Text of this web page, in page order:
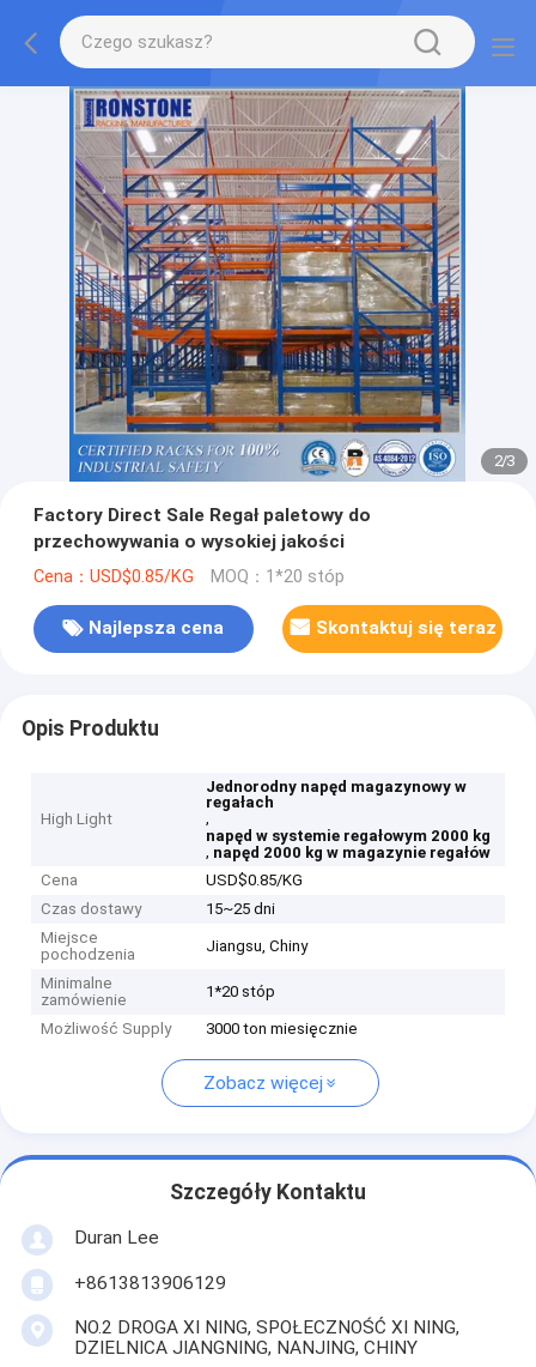
2/3
Factory Direct Sale Regał paletowy do
przechowywania o wysokiej jakości
Cena：USD$0.85/KG MOQ：1*20 stóp
Najlepsza cena Skontaktuj się teraz
Opis Produktu
High Light
Jednorodny napęd magazynowy w
regałach
,
napęd w systemie regałowym 2000 kg
, napęd 2000 kg w magazynie regałów
Cena
USD$0.85/KG
Czas dostawy
15~25 dni
Miejsce
pochodzenia
Jiangsu, Chiny
Minimalne
zamówienie
1*20 stóp
Możliwość Supply 3000 ton miesięcznie
Zobacz więcej
Szczegóły Kontaktu
Duran Lee
+8613813906129
NO.2 DROGA XI NING, SPOŁECZNOŚĆ XI NING,
DZIELNICA JIANGNING, NANJING, CHINY